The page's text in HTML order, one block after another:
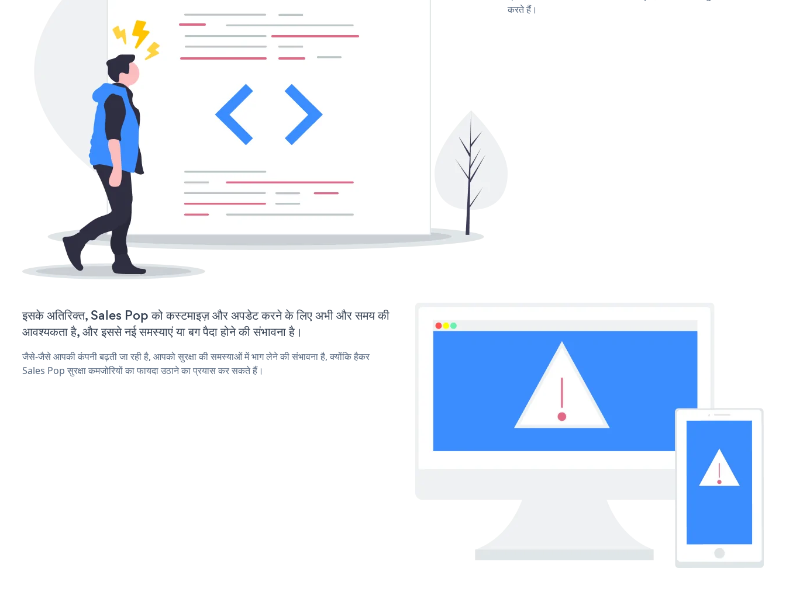
करते हैं।
इसके अतिरिक्त, Sales Pop को कस्टमाइज़ और अपडेट करने के लिए अभी और समय की
आवश्यकता है, और इससे नई समस्याएं या बग पैदा होने की संभावना है।
जैसे-जैसे आपकी कंपनी बढ़ती जा रही है, आपको सुरक्षा की समस्याओं में भाग लेने की संभावना है, क्योंकि हैकर
Sales Pop सुरक्षा कमजोरियों का फायदा उठाने का प्रयास कर सकते हैं।